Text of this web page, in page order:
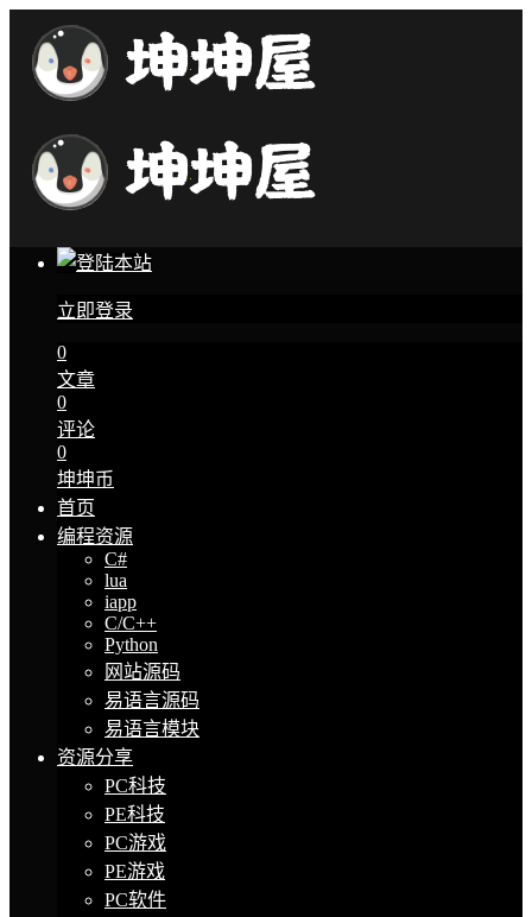
立即登录
0
文章
0
评论
0
坤坤币
首页
编程资源
C#
lua
iapp
C/C++
Python
网站源码
易语言源码
易语言模块
资源分享
PC科技
PE科技
PC游戏
PE游戏
PC软件